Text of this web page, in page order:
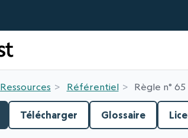
Ressources Référentiel Règle n° 65
Télécharger Glossaire